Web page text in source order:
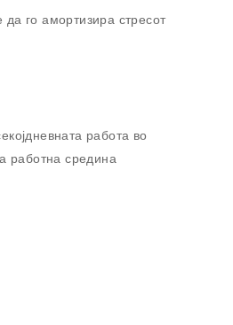
го амортизира стресот
работа во
работна средина